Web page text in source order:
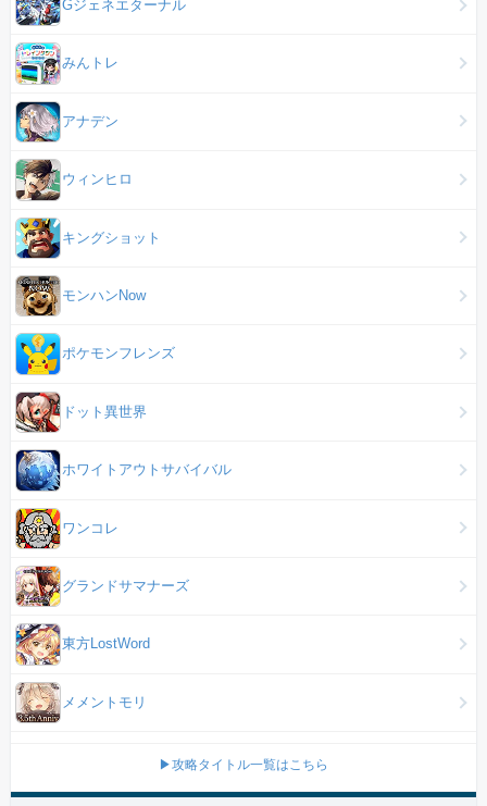
Gジェネエターナル
みんトレ
アナデン
ウィンヒロ
キングショット
モンハンNow
ポケモンフレンズ
ドット異世界
ホワイトアウトサバイバル
ワンコレ
グランドサマナーズ
東方LostWord
メメントモリ
▶攻略タイトル一覧はこちら